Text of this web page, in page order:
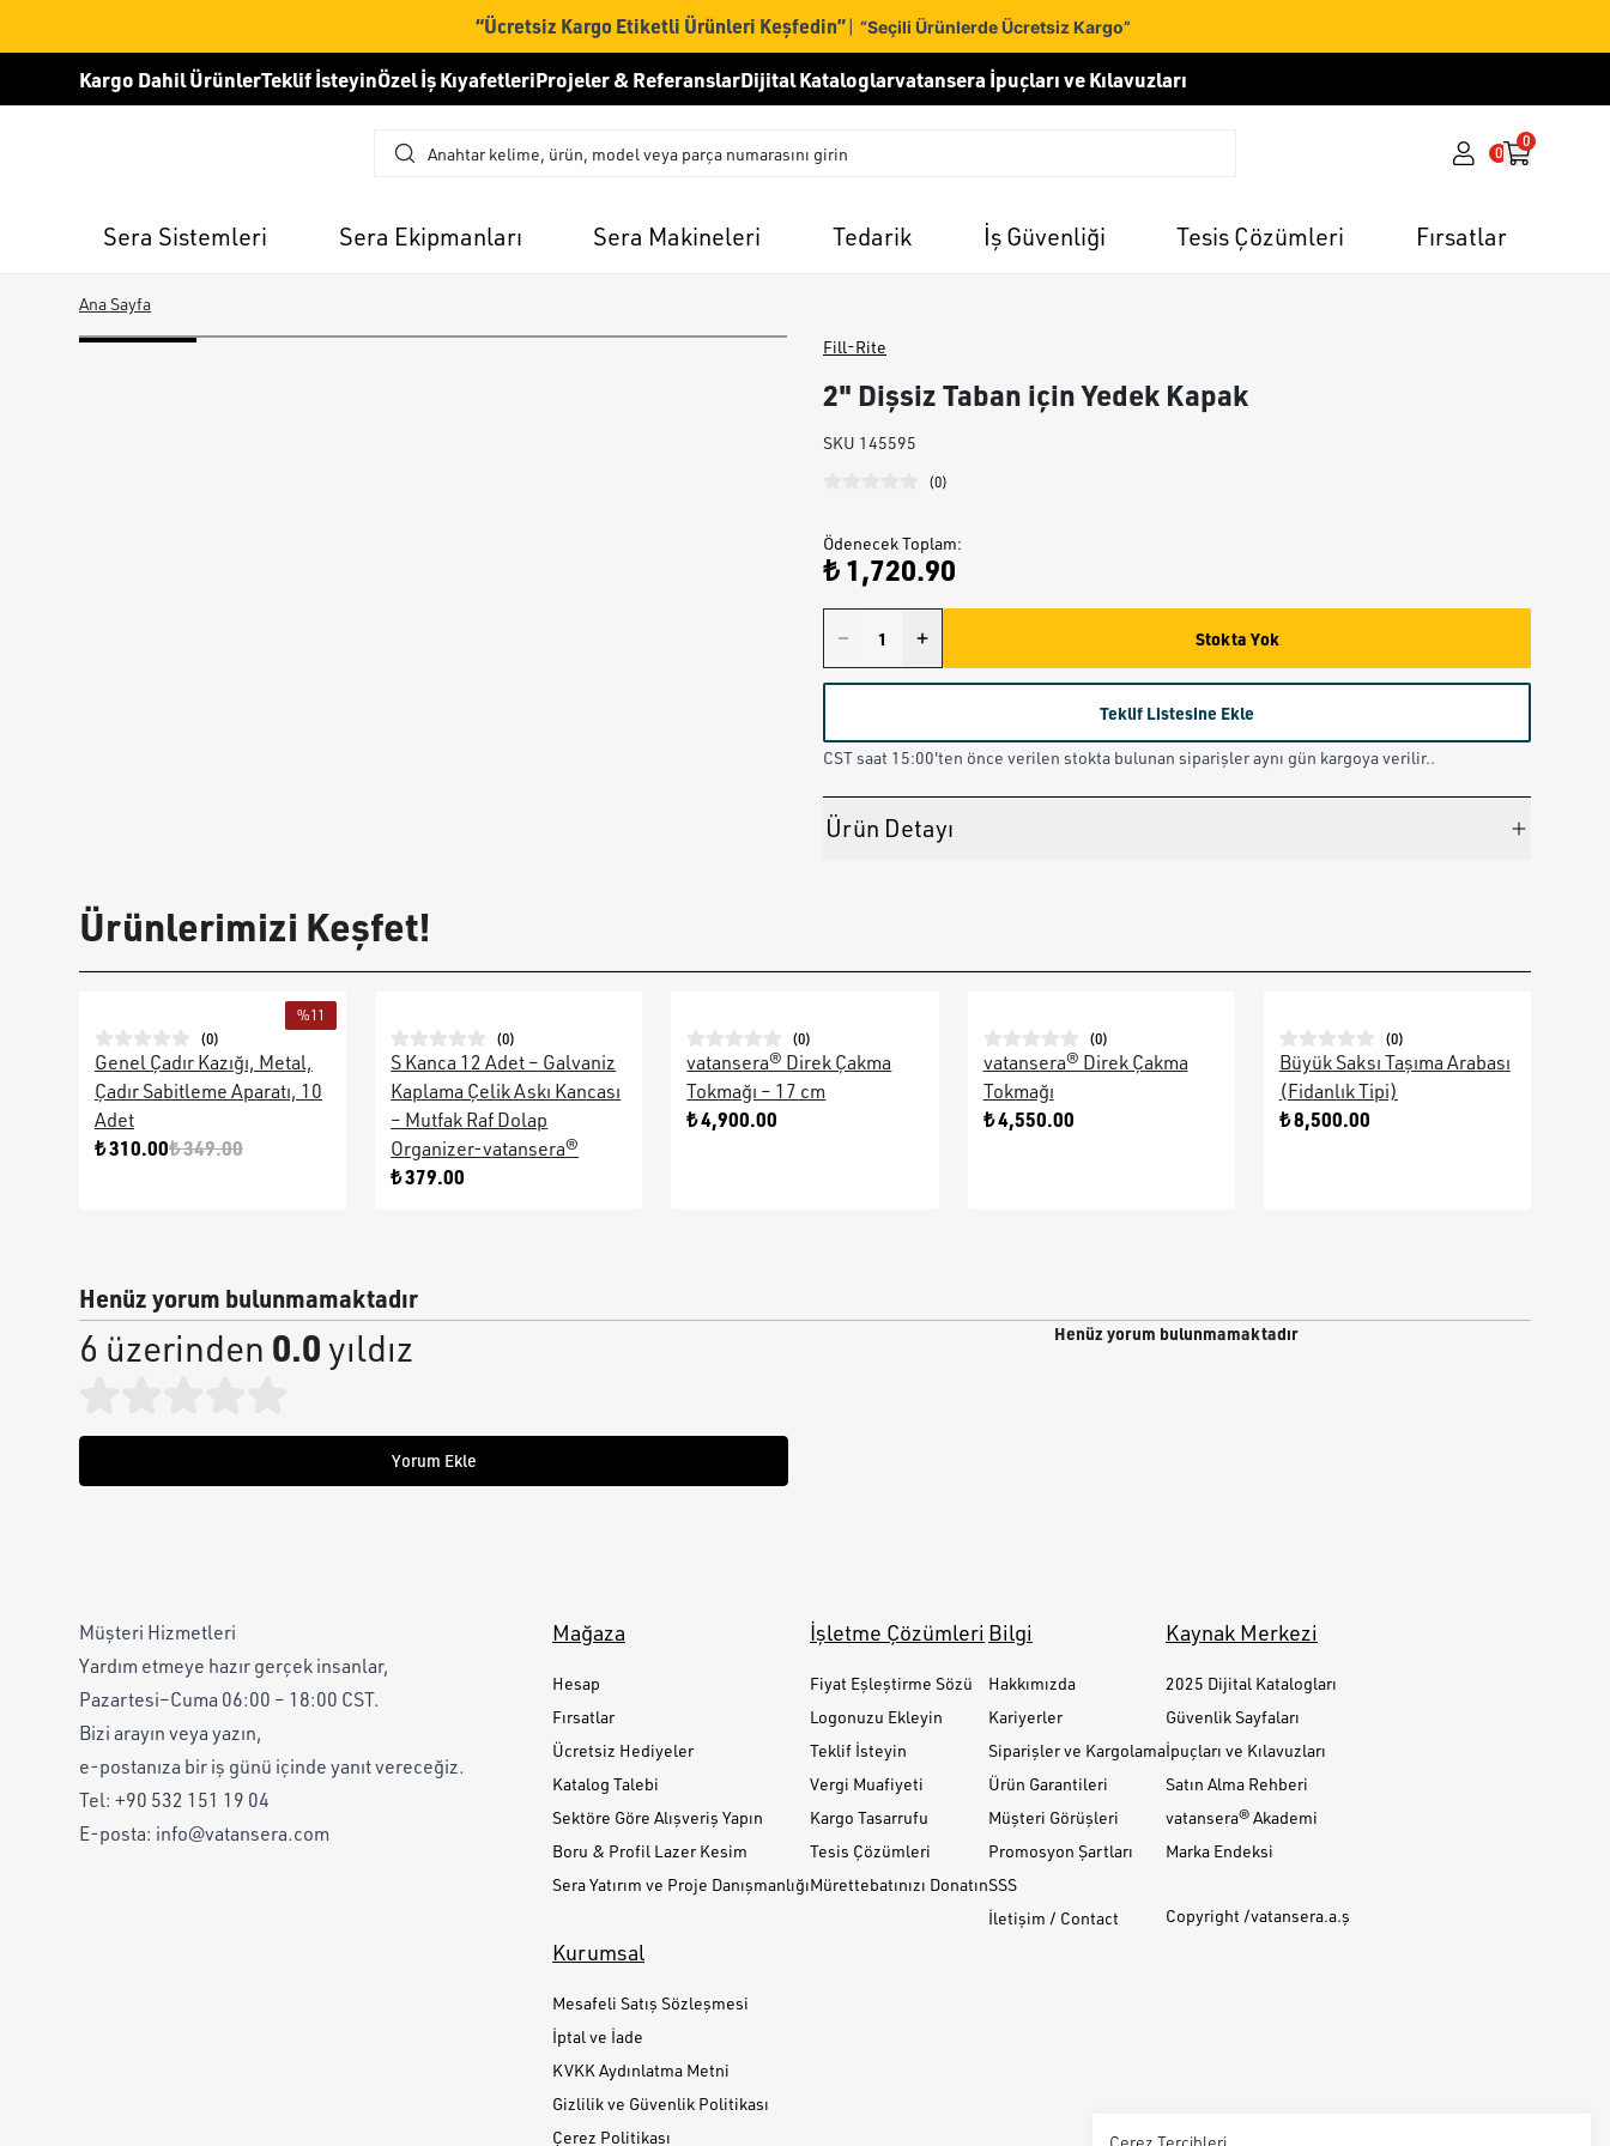
Çerez Tercihleri
“Ücretsiz Kargo Etiketli Ürünleri Keşfedin”| “Seçili Ürünlerde Ücretsiz Kargo”
Kargo Dahil ÜrünlerTeklif İsteyinÖzel İş KıyafetleriProjeler & ReferanslarDijital Kataloglarvatansera İpuçları ve Kılavuzları
0
0
Sera Sistemleri Sera Ekipmanları Sera Makineleri Tedarik İş Güvenliği Tesis Çözümleri Fırsatlar
Ana Sayfa
Fill-Rite
2" Dişsiz Taban için Yedek Kapak
SKU 145595
(0)
Ödenecek Toplam:
₺ 1,720.90
Stokta Yok
Teklif Listesine Ekle
CST saat 15:00'ten önce verilen stokta bulunan siparişler aynı gün kargoya verilir..
Ürün Detayı
Ürünlerimizi Keşfet!
%11
(0)
Genel Çadır Kazığı, Metal,
Çadır Sabitleme Aparatı, 10
Adet
₺ 310.00₺ 349.00
(0)
S Kanca 12 Adet – Galvaniz
Kaplama Çelik Askı Kancası
– Mutfak Raf Dolap
Organizer-vatansera®
₺ 379.00
(0)
vatansera® Direk Çakma
Tokmağı – 17 cm
₺ 4,900.00
(0)
vatansera® Direk Çakma
Tokmağı
₺ 4,550.00
(0)
Büyük Saksı Taşıma Arabası
(Fidanlık Tipi)
₺ 8,500.00
Henüz yorum bulunmamaktadır
6 üzerinden 0.0yıldız
Yorum Ekle
Henüz yorum bulunmamaktadır
Müşteri Hizmetleri
Yardım etmeye hazır gerçek insanlar,
Pazartesi–Cuma 06:00 – 18:00 CST.
Bizi arayın veya yazın,
e-postanıza bir iş günü içinde yanıt vereceğiz.
Tel: +90 532 151 19 04
E-posta: info@vatansera.com
Mağaza
Hesap
Fırsatlar
Ücretsiz Hediyeler
Katalog Talebi
Sektöre Göre Alışveriş Yapın
Boru & Profil Lazer Kesim
Sera Yatırım ve Proje Danışmanlığı
İşletme Çözümleri
Fiyat Eşleştirme Sözü
Logonuzu Ekleyin
Teklif İsteyin
Vergi Muafiyeti
Kargo Tasarrufu
Tesis Çözümleri
Mürettebatınızı Donatın
Bilgi
Hakkımızda
Kariyerler
Siparişler ve Kargolama
Ürün Garantileri
Müşteri Görüşleri
Promosyon Şartları
SSS
İletişim / Contact
Kaynak Merkezi
2025 Dijital Katalogları
Güvenlik Sayfaları
İpuçları ve Kılavuzları
Satın Alma Rehberi
vatansera® Akademi
Marka Endeksi
Copyright /vatansera.a.ş
Kurumsal
Mesafeli Satış Sözleşmesi
İptal ve İade
KVKK Aydınlatma Metni
Gizlilik ve Güvenlik Politikası
Çerez Politikası